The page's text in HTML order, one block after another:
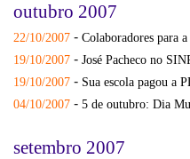
outubro 2007
22/10/2007 - Colaboradores para
19/10/2007 - José Pacheco no
19/10/2007 - Sua escola pagou a
04/10/2007 - 5 de outubro: Dia
setembro 2007